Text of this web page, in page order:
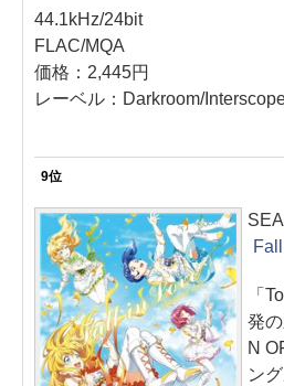
44.1kHz/24bit
FLAC/MQA
価格：2,445円
レーベル：Darkroom/
9位
「
発
N
ン